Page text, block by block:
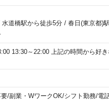
水道橋駅から徒歩5分/ 春日(東京都)
13:30～22:00 上記の時間から好
/副業・WワークOK/シフト勤務/電